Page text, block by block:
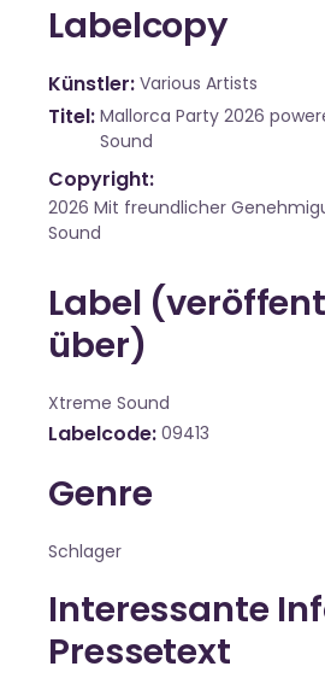
Labelcopy
Künstler Various Artists
Titel Mallorca Party 2026
Sound
Copyright:
2026 Mit freundlicher
Sound
Label
über)
Xtreme Sound
Labelcode 09413
Genre
Schlager
Interessante
Pressetext